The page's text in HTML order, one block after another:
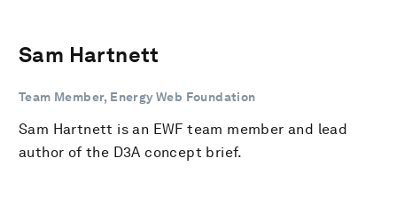
Sam Hartnett
Team Member, Energy Web Foundation
Sam Hartnett is an EWF team member and lead
author of the D3A concept brief.